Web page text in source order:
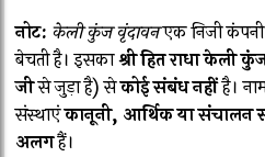
नोट: केली कुंज वृंदावनएक निजी कंपनी
बेचती है। इसकाश्री हित राधा केली
जीसे जुड़ा है) सेकोई संबंध नहींहै।
संस्थाएंकानूनी, आर्थिक या संचालन
अलगहैं।